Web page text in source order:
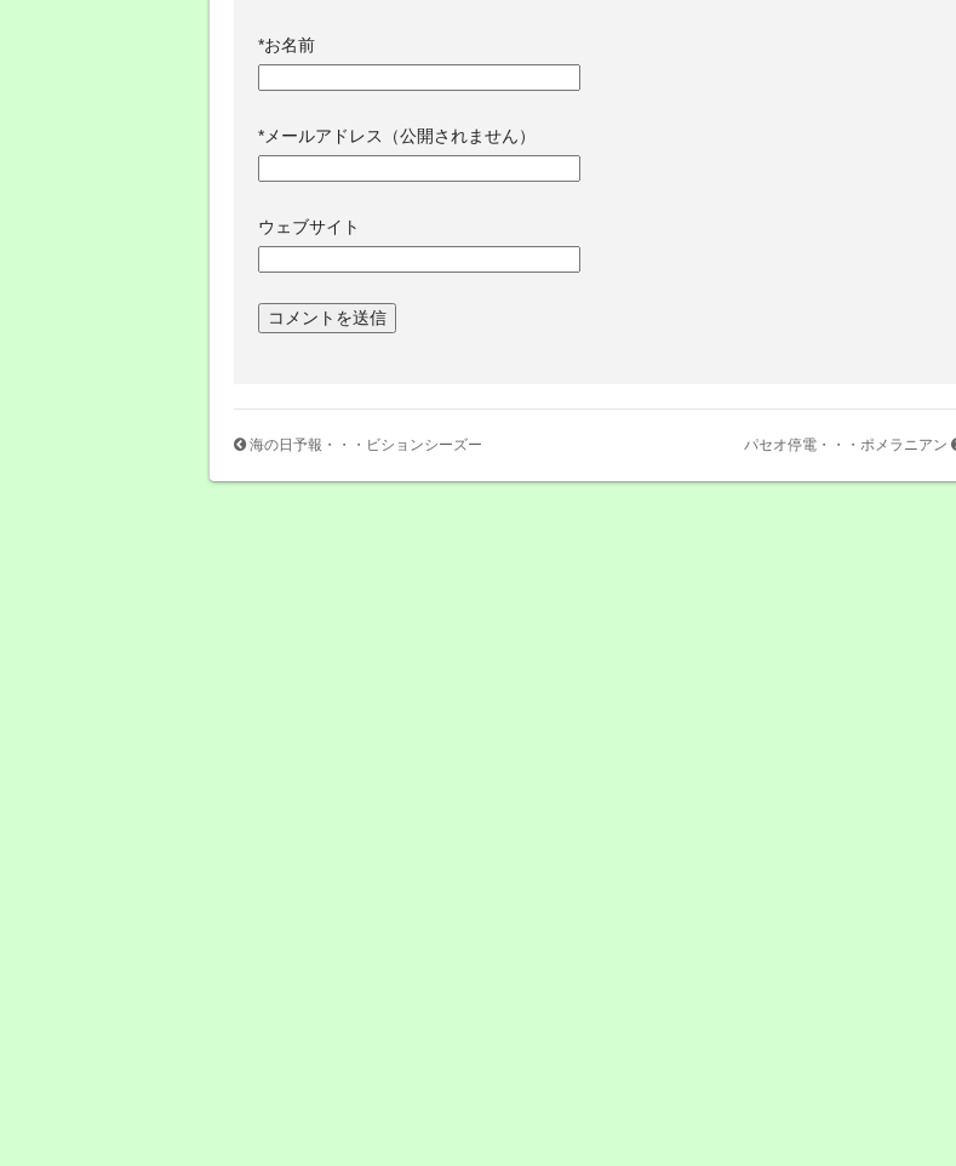
*お名前
* メールアドレス（公開されません）
ウェブサイト
海の日予報・・・ビションシーズー パセオ停電・・・ポメラニアン